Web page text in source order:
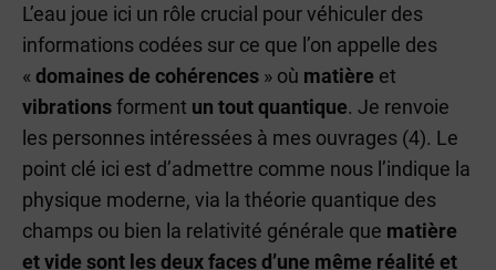
L’eau joue ici un rôle crucial pour véhiculer des
informations codées sur ce que l’on appelle des
« domaines de cohérences » où matière et
vibrationsforment un tout quantique. Je renvoie
les personnes intéressées à mes ouvrages (4). Le
point clé ici est d’admettre comme nous l’indique la
physique moderne, via la théorie quantique des
champs ou bien la relativité générale que matière
et vide sont les deux faces d’une même réalité et